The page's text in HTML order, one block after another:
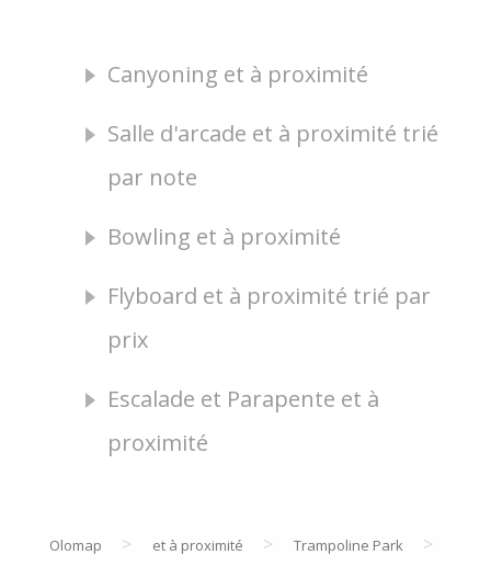
Canyoning et à proximité
Salle d'arcade et à proximité trié
par note
Bowling et à proximité
Flyboard et à proximité trié par
prix
Escalade et Parapente et à
proximité
Olomap > et à proximité > Trampoline Park >